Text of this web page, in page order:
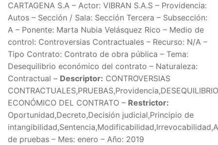
CARTAGENA S.A – Actor: VIBRAN S.A.S – Providencia:
Autos – Sección / Sala: Sección Tercera – Subsección:
A – Ponente: Marta Nubia Velásquez Rico – Medio de
control: Controversias Contractuales – Recurso: N/A –
Tipo Contrato: Contrato de obra pública – Tema:
Desequilibrio económico del contrato – Naturaleza:
Contractual – Descriptor: CONTROVERSIAS
CONTRACTUALES,PRUEBAS,Providencia,DESEQUILIBRIO
ECONÓMICO DEL CONTRATO – Restrictor:
Oportunidad,Decreto,Decisión judicial,Principio de
de pruebas – Mes: enero – Año: 2019